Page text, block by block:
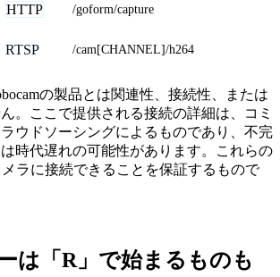
HTTP /goform/capture
RTSP /cam[CHANNEL]/h264
の製品とは関連性、接続性、または
。ここで提供される接続の詳細は、コミ
ウドソーシングによるものであり、不完
時代遅れの可能性があります。これらの
ラに接続できることを保証するもので
は「R」で始まるものも